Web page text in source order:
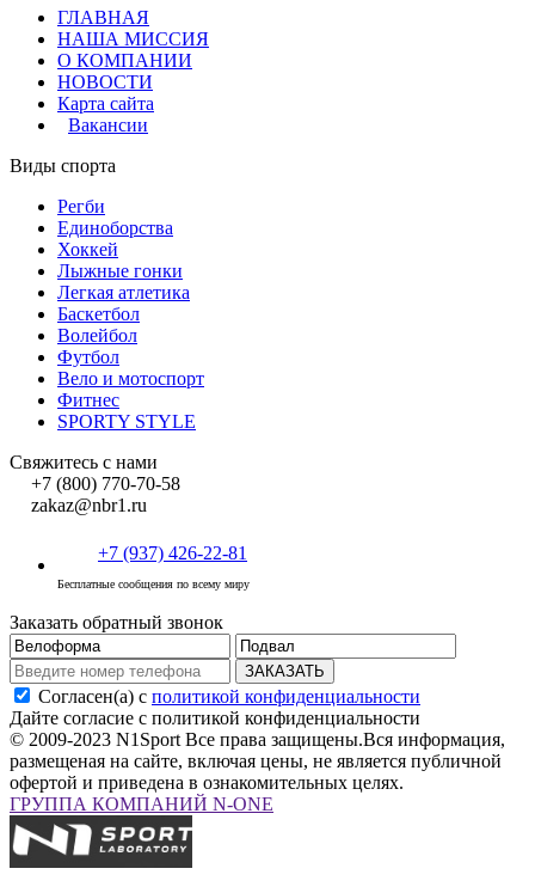
ГЛАВНАЯ
НАША МИССИЯ
О КОМПАНИИ
НОВОСТИ
Карта сайта
Вакансии
Виды спорта
Регби
Единоборства
Хоккей
Лыжные гонки
Легкая атлетика
Баскетбол
Волейбол
Футбол
Вело и мотоспорт
Фитнес
SPORTY STYLE
Свяжитесь с нами
+7 (800) 770-70-58
zakaz@nbr1.ru
+7 (937) 426-22-81
Бесплатные сообщения по всему миру
Заказать обратный звонок
ЗАКАЗАТЬ
Согласен(а) с политикой конфиденциальности
Дайте согласие с политикой конфиденциальности
© 2009-2023 N1Sport Все права защищены.Вся информация,
размещеная на сайте, включая цены, не является публичной
офертой и приведена в ознакомительных целях.
ГРУППА КОМПАНИЙ N-ONE